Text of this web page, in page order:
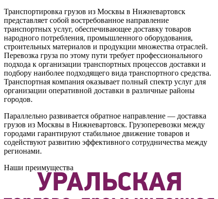
Транспортировка грузов из Москвы в Нижневартовск
представляет собой востребованное направление
транспортных услуг, обеспечивающее доставку товаров
народного потребления, промышленного оборудования,
строительных материалов и продукции множества отраслей.
Перевозка груза по этому пути требует профессионального
подхода к организации транспортных процессов доставки и
подбору наиболее подходящего вида транспортного средства.
Транспортная компания оказывает полный спектр услуг для
организации оперативной доставки в различные районы
городов.
Параллельно развивается обратное направление — доставка
грузов из Москвы в Нижневартовск. Грузоперевозки между
городами гарантируют стабильное движение товаров и
содействуют развитию эффективного сотрудничества между
регионами.
Наши преимущества